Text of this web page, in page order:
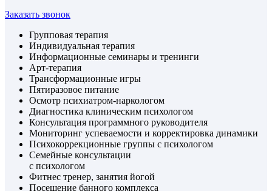
Заказать звонок
Групповая терапия
Индивидуальная терапия
Информационные семинары и тренинги
Арт-терапия
Трансформационные игры
Пятиразовое питание
Осмотр психиатром-наркологом
Диагностика клиническим психологом
Консультация программного руководителя
Мониторинг успеваемости и корректировка динамики
Психокоррекционные группы с психологом
Семейные консультации
с психологом
Фитнес тренер, занятия йогой
Посещение банного комплекса